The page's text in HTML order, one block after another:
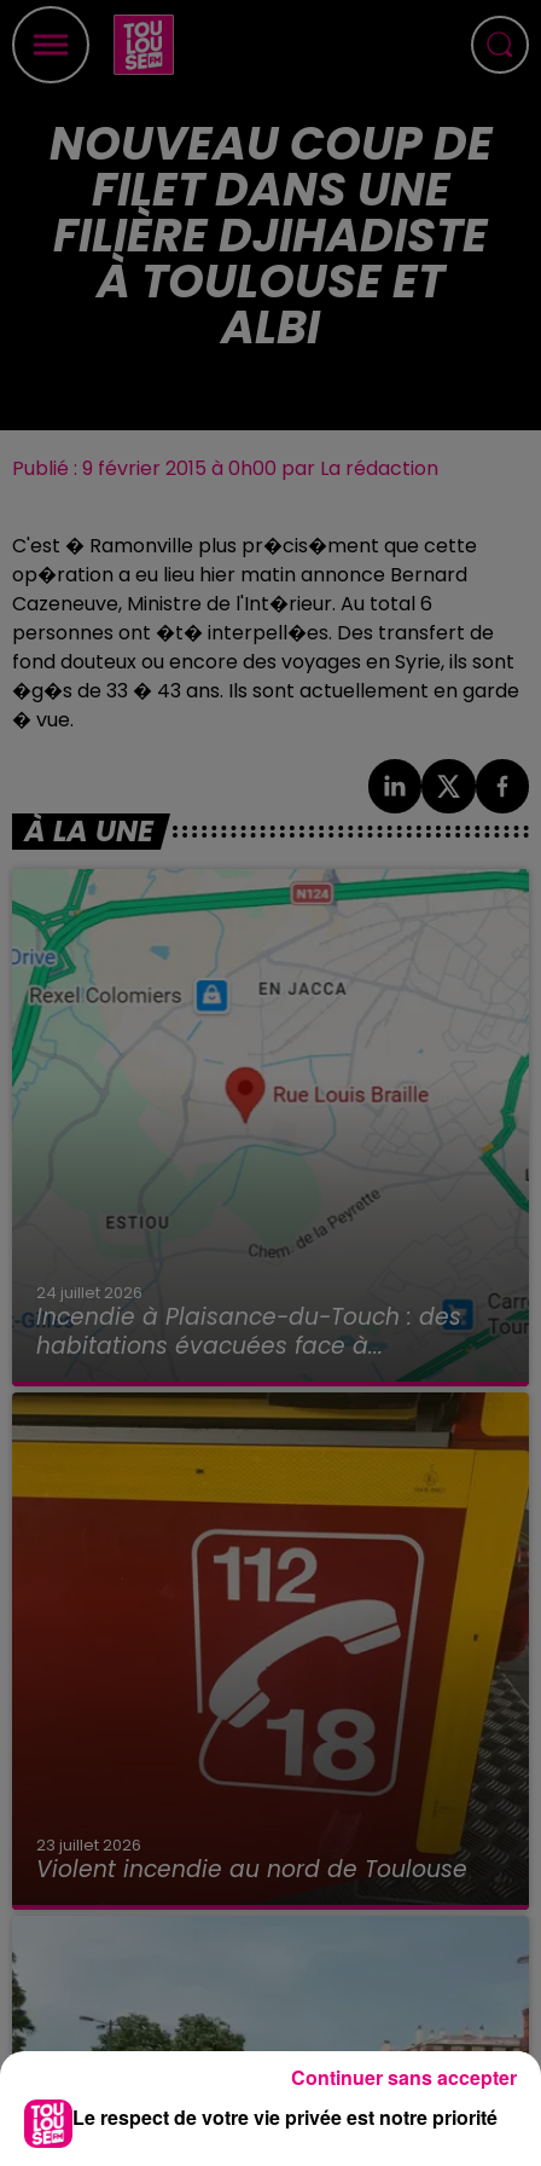
NOUVEAU COUP DE
FILET DANS UNE
FILIÈRE DJIHADISTE
À TOULOUSE ET
ALBI
Publié : 9 février 2015 à 0h00 par La rédaction
C'est � Ramonville plus pr�cis�ment que cette
op�ration a eu lieu hier matin annonce Bernard
Cazeneuve, Ministre de l'Int�rieur. Au total 6
personnes ont �t� interpell�es. Des transfert de
fond douteux ou encore des voyages en Syrie, ils sont
�g�s de 33 � 43 ans. Ils sont actuellement en garde
� vue.
À LA UNE
24 juillet 2026
Incendie à Plaisance-du-Touch : des
habitations évacuées face à...
23 juillet 2026
Violent incendie au nord de Toulouse
Le respect de votre vie privée est notre priorité
Continuer sans accepter